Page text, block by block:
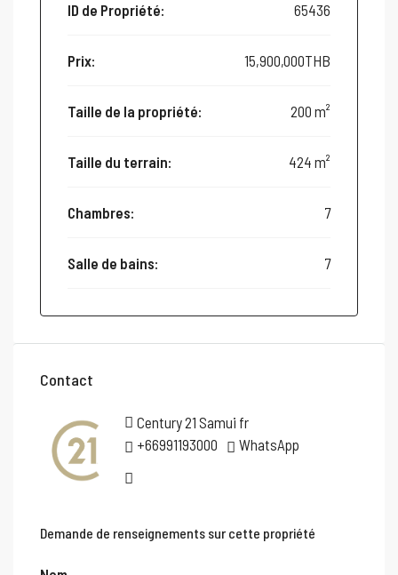
ID de Propriété: 65436
Prix: 15,900,000THB
Taille de la propriété: 200 m²
Taille du terrain: 424 m²
Chambres: 7
Salle de bains: 7
Contact
Century 21 Samui fr
+66991193000
WhatsApp
Demande de renseignements sur cette propriété